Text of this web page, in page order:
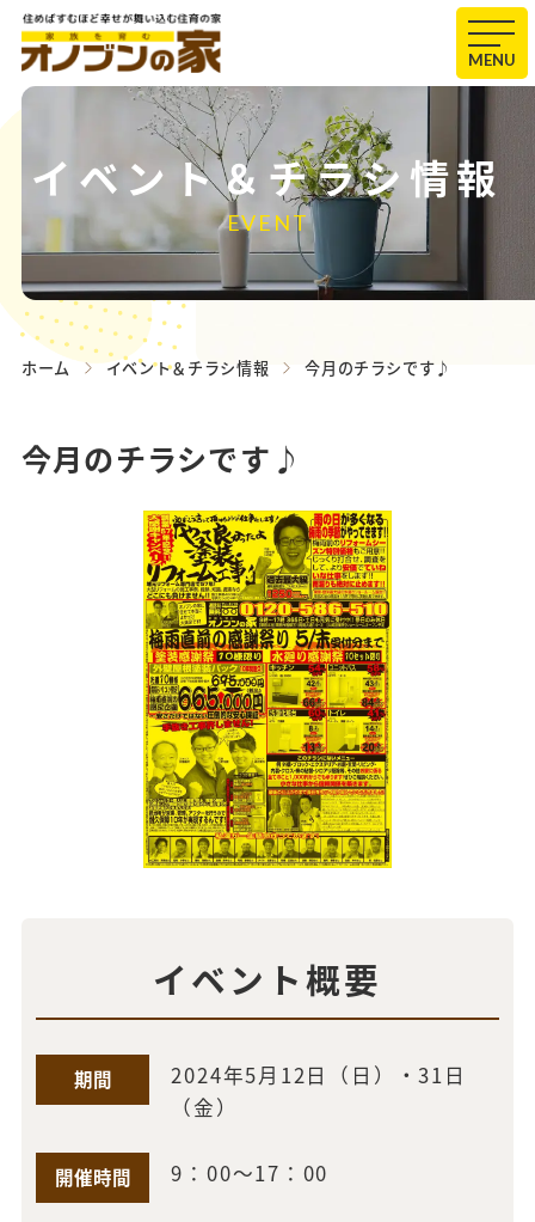
MENU
イベント＆チラシ情報
EVENT
ホーム イベント＆チラシ情報 今月のチラシです♪
今月のチラシです♪
イベント概要
期間
2024年5月12日（日）・31日
（金）
開催時間 9：00～17：00